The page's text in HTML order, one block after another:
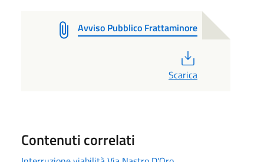
Avviso Pubblico Frattaminore
Scarica
Contenuti correlati